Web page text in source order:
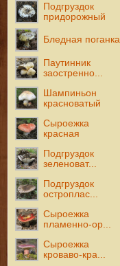
Подгруздок
придорожный
Бледная поганка
Паутинник
заостренно...
Шампиньон
красноватый
Сыроежка
красная
Подгруздок
зеленоват...
Подгруздок
остроплас...
Сыроежка
пламенно-ор...
Сыроежка
кроваво-кра...